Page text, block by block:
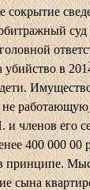
сокрытие
суд
в
не
членов его
400 000 00
в принципе.
сына